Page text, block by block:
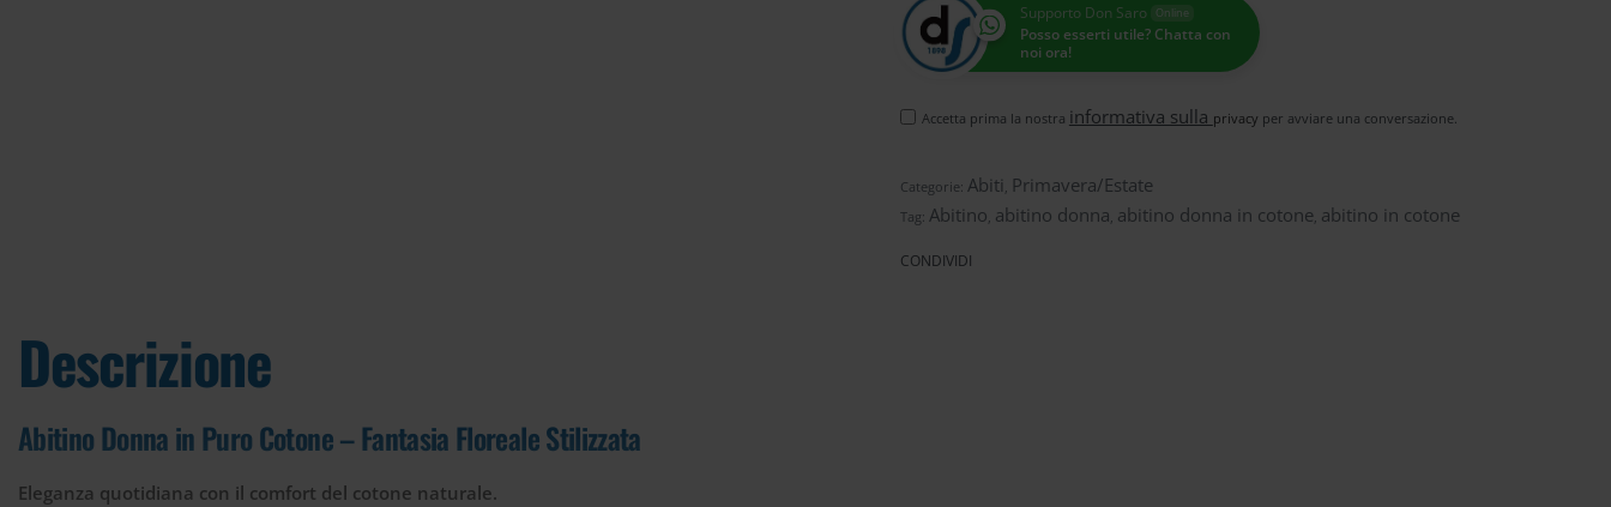
Supporto Don Saro Online
Posso esserti utile? Chatta con
noi ora!
Accetta prima la nostra informativa sulla privacy per avviare una conversazione.
Categorie: Abiti , Primavera/Estate
Tag: Abitino, abitino donna, abitino donna in cotone, abitino in cotone
CONDIVIDI
Descrizione
Abitino Donna in Puro Cotone – Fantasia Floreale Stilizzata
Eleganza quotidiana con il comfort del cotone naturale.